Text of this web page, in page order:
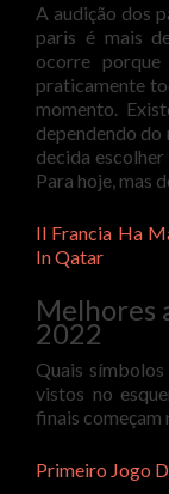
A audição dos
paris é mais
ocorre
praticamente
momento.
dependendo do
decida
Para hoje, mas
Il Francia Ha
In Qatar
Melhores
2022
Quais
vistos no
finais começam
Primeiro Jogo